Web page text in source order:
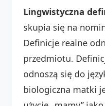
Lingwistyczna
skupia się na
Definicje realne
przedmiotu.
odnoszą się do
biologiczna matki